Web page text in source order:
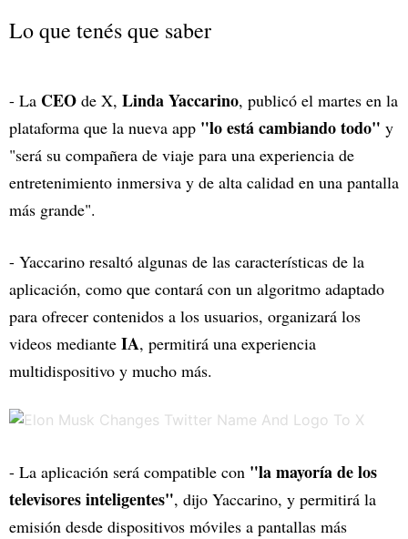
Lo que tenés que saber
- La CEO de X, Linda Yaccarino, publicó el martes en la
plataforma que la nueva app "lo está cambiando todo" y
"será su compañera de viaje para una experiencia de
entretenimiento inmersiva y de alta calidad en una pantalla
más grande".
- Yaccarino resaltó algunas de las características de la
aplicación, como que contará con un algoritmo adaptado
para ofrecer contenidos a los usuarios, organizará los
videos mediante IA, permitirá una experiencia
multidispositivo y mucho más.
- La aplicación será compatible con "la mayoría de los
televisores inteligentes", dijo Yaccarino, y permitirá la
emisión desde dispositivos móviles a pantallas más